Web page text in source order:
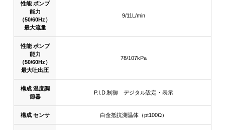
性能 ポンプ
能力
（50/60Hz）
最大流量
9/11L/min
性能 ポンプ
能力
（50/60Hz）
最大吐出圧
78/107kPa
構成 温度調
節器
P.I.D.制御 デジタル設定・表示
構成 センサ 白金抵抗測温体（pt100Ω）